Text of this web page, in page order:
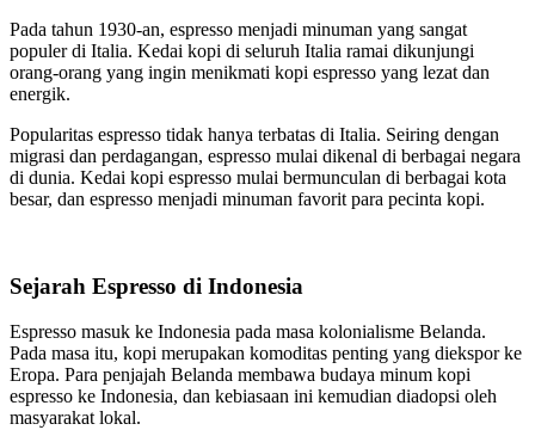
Pada tahun 1930-an, espresso menjadi minuman yang sangat
populer di Italia. Kedai kopi di seluruh Italia ramai dikunjungi
orang-orang yang ingin menikmati kopi espresso yang lezat dan
energik.
Popularitas espresso tidak hanya terbatas di Italia. Seiring dengan
migrasi dan perdagangan, espresso mulai dikenal di berbagai negara
di dunia. Kedai kopi espresso mulai bermunculan di berbagai kota
besar, dan espresso menjadi minuman favorit para pecinta kopi.
Sejarah Espresso di Indonesia
Espresso masuk ke Indonesia pada masa kolonialisme Belanda.
Pada masa itu, kopi merupakan komoditas penting yang diekspor ke
Eropa. Para penjajah Belanda membawa budaya minum kopi
espresso ke Indonesia, dan kebiasaan ini kemudian diadopsi oleh
masyarakat lokal.